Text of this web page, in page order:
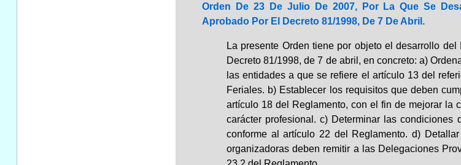
Orden De 23 De Julio De 2007, Por La Que Se
Aprobado Por El Decreto 81/1998, De 7 De Abril.
La presente Orden tiene por objeto el desarrollo
Decreto 81/1998, de 7 de abril, en concreto: a)
las entidades a que se refiere el artículo 13 del
Feriales. b) Establecer los requisitos que deben
artículo 18 del Reglamento, con el fin de mejorar la
carácter profesional. c) Determinar las
conforme al artículo 22 del Reglamento. d)
organizadoras deben remitir a las Delegaciones